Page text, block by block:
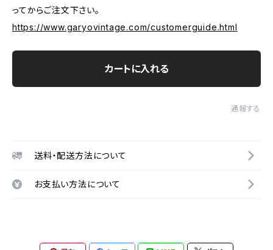
ってからご注文下さい。
https://www.garyovintage.com/customerguide.html
カートに入れる
通報する
送料・配送方法について
お支払い方法について